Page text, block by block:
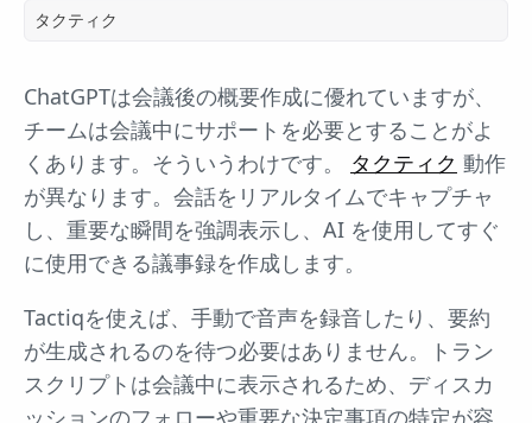
タクティク
ChatGPTは会議後の概要作成に優れていますが、
チームは会議中にサポートを必要とすることがよ
くあります。そういうわけです。 タクティク 動作
が異なります。会話をリアルタイムでキャプチャ
し、重要な瞬間を強調表示し、AI を使用してすぐ
に使用できる議事録を作成します。
Tactiqを使えば、手動で音声を録音したり、要約
が生成されるのを待つ必要はありません。トラン
スクリプトは会議中に表示されるため、ディスカ
ッションのフォローや重要な決定事項の特定が容